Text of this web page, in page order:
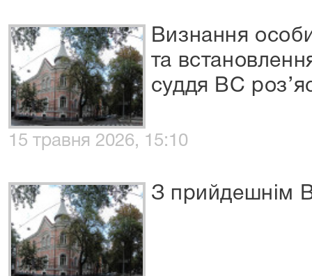
Визнання
та
суддя ВС
15 травня 2026, 15:10
З прийдешнім